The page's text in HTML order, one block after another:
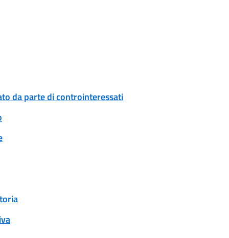
da parte di controinteressati